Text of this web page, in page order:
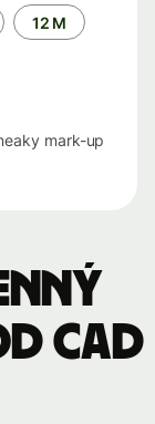
12 M
mark-up
CAD